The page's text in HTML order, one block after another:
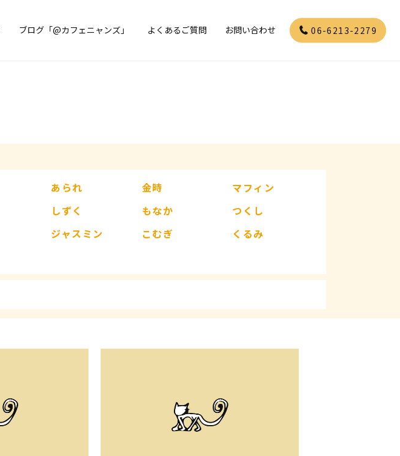
ブログ「@カフェニャンズ」 よくあるご質問 お問い合わせ 06-6213-2279
あられ 金時
マフィン
しずく もなか
つくし
ジャスミン こむぎ
くるみ